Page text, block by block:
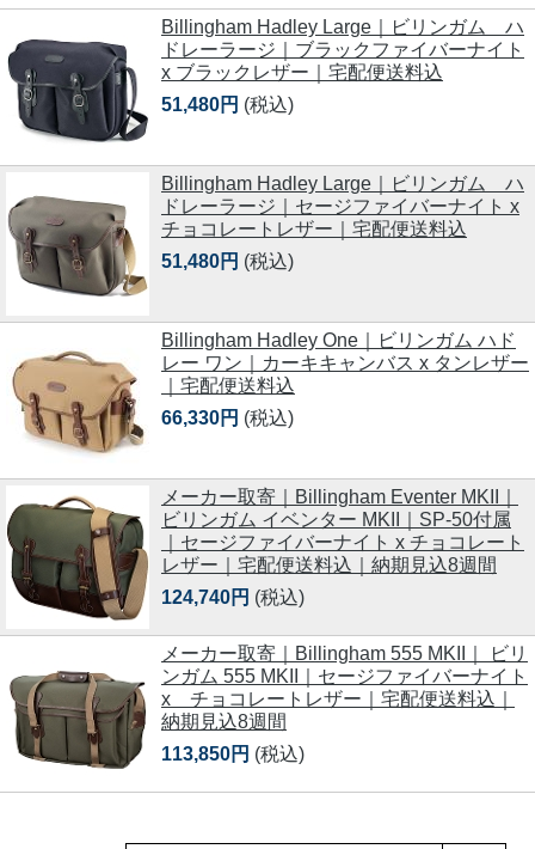
Billingham Hadley Large｜ビリンガム ハ
ドレーラージ｜ブラックファイバーナイト
x ブラックレザー｜宅配便送料込
51,480円 (税込)
Billingham Hadley Large｜ビリンガム ハ
ドレーラージ｜セージファイバーナイト x
チョコレートレザー｜宅配便送料込
51,480円 (税込)
Billingham Hadley One｜ビリンガム ハド
レー ワン｜カーキキャンバス x タンレザー
｜宅配便送料込
66,330円 (税込)
メーカー取寄｜Billingham Eventer MKII｜
ビリンガム イベンター MKII｜SP-50付属
｜セージファイバーナイト x チョコレート
レザー｜宅配便送料込｜納期見込8週間
124,740円 (税込)
メーカー取寄｜Billingham 555 MKII｜ ビリ
ンガム 555 MKII｜セージファイバーナイト
x チョコレートレザー｜宅配便送料込｜
納期見込8週間
113,850円 (税込)